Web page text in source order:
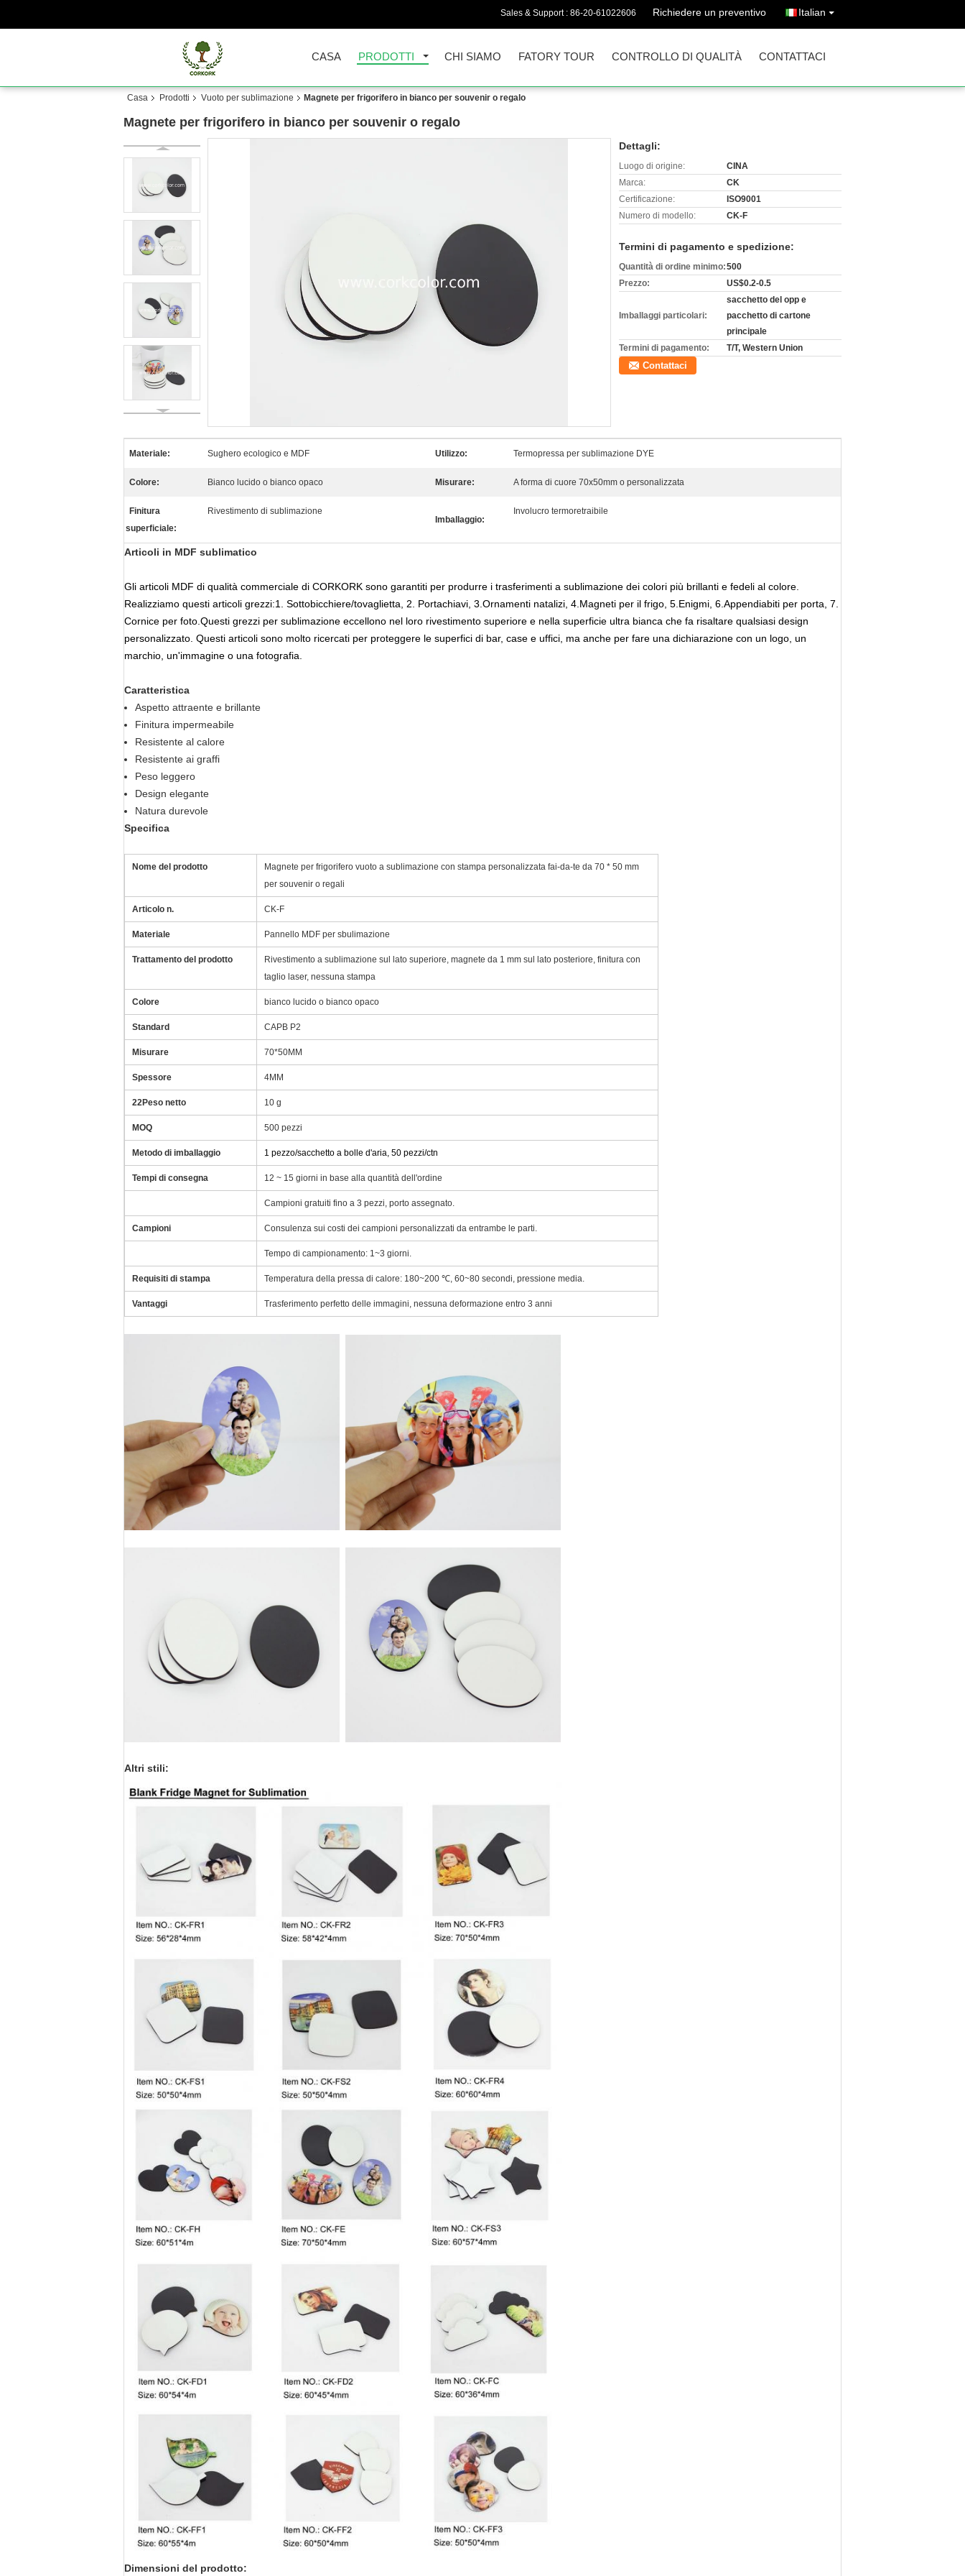
Sales & Support : 86-20-61022606 Richiedere un preventivo Italian
CASA PRODOTTI CHI SIAMO FATORY TOUR CONTROLLO DI QUALITÀ CONTATTACI
Casa Prodotti Vuoto per sublimazione Magnete per frigorifero in bianco per souvenir o regalo
Magnete per frigorifero in bianco per souvenir o regalo
Dettagli:
Luogo di origine:
CINA
Marca:
CK
Certificazione:
ISO9001
Numero di modello:
CK-F
Termini di pagamento e spedizione:
Quantità di ordine minimo:500
Prezzo:
US$0.2-0.5
Imballaggi particolari:
sacchetto del opp e
pacchetto di cartone
principale
Termini di pagamento:
T/T, Western Union
Contattaci
Materiale: Sughero ecologico e MDF Utilizzo: Termopressa per sublimazione DYE
Colore: Bianco lucido o bianco opaco Misurare: A forma di cuore 70x50mm o personalizzata
Finitura
superficiale:
Rivestimento di sublimazione
Imballaggio:
Involucro termoretraibile
Articoli in MDF sublimatico
Gli articoli MDF di qualità commerciale di CORKORK sono garantiti per produrre i trasferimenti a sublimazione dei colori più brillanti e fedeli al colore.
Realizziamo questi articoli grezzi:1. Sottobicchiere/tovaglietta, 2. Portachiavi, 3. Ornamenti natalizi, 4. Magneti per il frigo, 5. Enigmi, 6. Appendiabiti per porta, 7.
Cornice per foto. Questi grezzi per sublimazione eccellono nel loro rivestimento superiore e nella superficie ultra bianca che fa risaltare qualsiasi design
personalizzato. Questi articoli sono molto ricercati per proteggere le superfici di bar, case e uffici, ma anche per fare una dichiarazione con un logo, un
marchio, un'immagine o una fotografia.
Caratteristica
Aspetto attraente e brillante
Finitura impermeabile
Resistente al calore
Resistente ai graffi
Peso leggero
Design elegante
Natura durevole
Specifica
Nome del prodotto
Magnete per frigorifero vuoto a sublimazione con stampa personalizzata fai-da-te da 70 * 50 mm
per souvenir o regali
Articolo n. CK-F
Materiale Pannello MDF per sbulimazione
Trattamento del prodotto
Rivestimento a sublimazione sul lato superiore, magnete da 1 mm sul lato posteriore, finitura con
taglio laser, nessuna stampa
Colore bianco lucido o bianco opaco
Standard CAPB P2
Misurare 70*50MM
Spessore 4MM
22Peso netto 10 g
MOQ 500 pezzi
Metodo di imballaggio 1 pezzo/sacchetto a bolle d'aria, 50 pezzi/ctn
Tempi di consegna 12 ~ 15 giorni in base alla quantità dell'ordine
Campioni gratuiti fino a 3 pezzi, porto assegnato.
Campioni Consulenza sui costi dei campioni personalizzati da entrambe le parti.
Tempo di campionamento: 1~3 giorni.
Requisiti di stampa Temperatura della pressa di calore: 180~200 ℃, 60~80 secondi, pressione media.
Vantaggi Trasferimento perfetto delle immagini, nessuna deformazione entro 3 anni
Altri stili:
Dimensioni del prodotto: